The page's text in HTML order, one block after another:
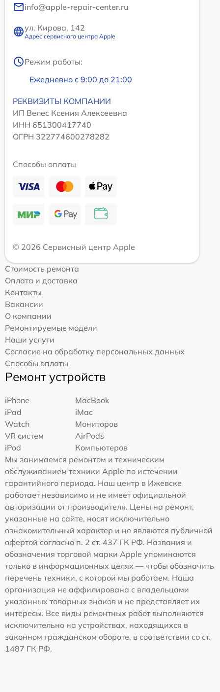
info@apple-repair-center.ru
ул. Кирова, 142
Адрес сервисного центра Apple
Режим работы:
Ежедневно с 9:00 до 21:00
РЕКВИЗИТЫ КОМПАНИИ
ИП Велес Ксения Алексеевна
ИНН 651300417740
ОГРН 322774600278282
Способы оплаты
© 2026 Сервисный центр Apple
Стоимость ремонта
Оплата и доставка
Контакты
Вакансии
О компании
Ремонтируемые модели
Наши услуги
Согласие на обработку персональных данных
Способы оплаты
Ремонт устройств
iPhone
MacBook
iPad
iMac
Watch
Мониторов
VR систем
AirPods
iPod
Компьютеров
Мы занимаемся ремонтом и техническим
обслуживанием техники Apple по истечении
гарантийного периода. Наш центр в Ижевске
работает независимо и не имеет официальной
авторизации от производителя. Цены на ремонт,
указанные на сайте, носят исключительно
ознакомительный характер и не являются публичной
офертой согласно п. 2 ст. 437 ГК РФ. Названия и
обозначения торговой марки Apple упоминаются
только в информационных целях — чтобы обозначить
перечень техники, с которой мы работаем. Наша
организация не аффилирована с владельцами
указанных товарных знаков и не представляет их
интересы. Все виды ремонтных работ выполняются
исключительно на устройствах, находящихся в
законном гражданском обороте, в соответствии со ст.
1487 ГК РФ.